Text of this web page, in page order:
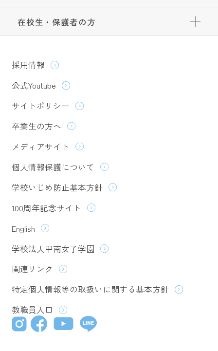
在校生・保護者の方
採用情報
公式Youtube
サイトポリシー
卒業生の方へ
メディアサイト
個人情報保護について
学校いじめ防止基本方針
100周年記念サイト
English
学校法人甲南女子学園
関連リンク
特定個人情報等の取扱いに関する基本方針
教職員入口